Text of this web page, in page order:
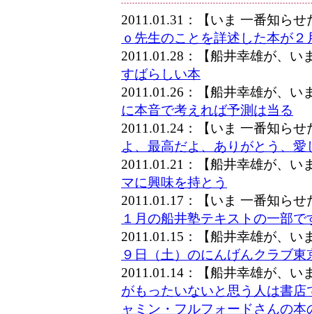
2011.01.31：【いま 一番知ら
ｏ先生のことを詳述した本が
2011.01.28：【船井幸雄が、い
すばらしい本
2011.01.26：【船井幸雄が、い
に本音で考えれば予測は当る
2011.01.24：【いま 一番知ら
よ、最高だよ、ありがとう、愛
2011.01.21：【船井幸雄が、い
マに興味を持とう
2011.01.17：【いま 一番知ら
１月の船井塾テキストの一部で
2011.01.15：【船井幸雄が、い
９日（土）のにんげんクラブ
2011.01.14：【船井幸雄が、い
がもったいないと思う人は書
ャミン・フルフォードさんの